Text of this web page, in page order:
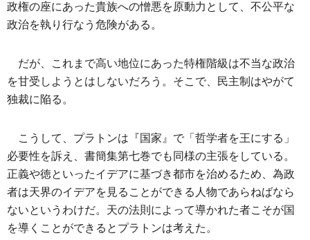
政権の座にあった貴族への憎悪を原動力として、不公平な
政治を執り行なう危険がある。
だが、これまで高い地位にあった特権階級は不当な政治
を甘受しようとはしないだろう。そこで、民主制はやがて
独裁に陥る。
こうして、プラトンは『国家』で「哲学者を王にする」
必要性を訴え、書簡集第七巻でも同様の主張をしている。
正義や徳といったイデアに基づき都市を治めるため、為政
者は天界のイデアを見ることができる人物であらねばなら
ないというわけだ。天の法則によって導かれた者こそが国
を導くことができるとプラトンは考えた。